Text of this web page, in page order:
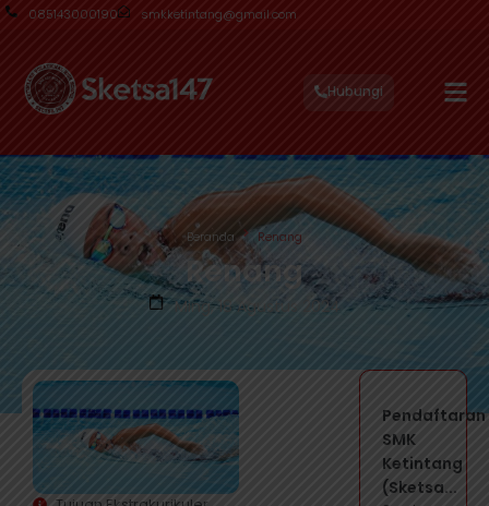
085143000190 smkketintang@gmail.com
Hubungi
Beranda Renang
Renang
Ming, 18 Agustus 2024
Pendaftaran
SMK
Ketintang
(Sketsa...